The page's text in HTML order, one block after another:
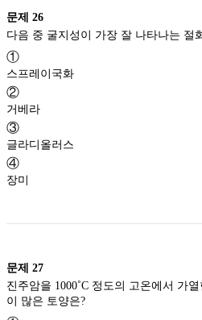
문제 26
①
스프레이국화
②
거베라
③
글라디올러스
④
장미
문제 27
진주암을 1000˚C 정도의 고온에서 가